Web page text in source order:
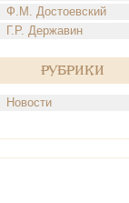
Ф.М. Достоевский
Г.Р. Державин
Рубрики
Новости